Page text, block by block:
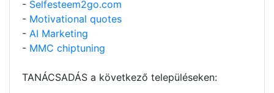
- Selfesteem2go.com
- Motivational quotes
- AI Marketing
- MMC chiptuning
TANÁCSADÁS a következő településeken: